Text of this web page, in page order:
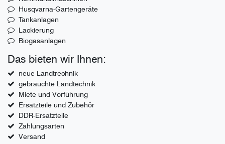
Husqvarna-Gartengeräte
Tankanlagen
Lackierung
Biogasanlagen
Das bieten wir Ihnen:
neue Landtrechnik
gebrauchte Landtechnik
Miete und Vorführung
Ersatzteile und Zubehör
DDR-Ersatzteile
Zahlungsarten
Versand